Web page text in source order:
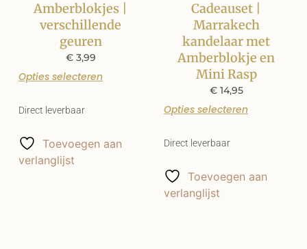
Amberblokjes |
verschillende
geuren
€3,99
Opties selecteren
Direct leverbaar
Toevoegen aan
verlanglijst
Cadeauset |
Marrakech
kandelaar met
Amberblokje en
Mini Rasp
€14,95
Opties selecteren
Direct leverbaar
Toevoegen aan
verlanglijst